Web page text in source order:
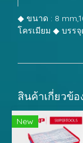
◆ ขนาด : 8
โครเมียม ◆ บรร
สินค้าเกี่ยวข้อ
New